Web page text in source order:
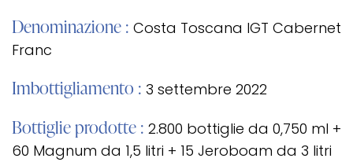
Denominazione : Costa Toscana IGT Cabernet
Franc
Imbottigliamento : 3 settembre 2022
Bottiglie prodotte : 2.800 bottiglie da 0,750 ml +
60 Magnum da 1,5 litri + 15 Jeroboam da 3 litri